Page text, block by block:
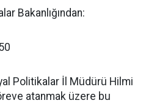
Bakanlığından:
Politikalar İl Müdürü Hilmi
atanmak üzere bu